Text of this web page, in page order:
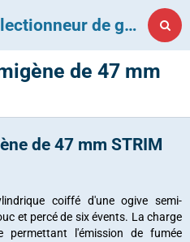
Carnets d'un collectionneur de grenades françaises
de 47 mm
de 47 mm STRIM
coiffé d'une ogive semi-
et percé de six évents. La charge
permettant l'émission de fumée